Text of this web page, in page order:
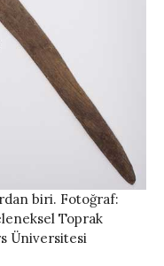
biri. Fotoğraf:
Toprak
Üniversitesi